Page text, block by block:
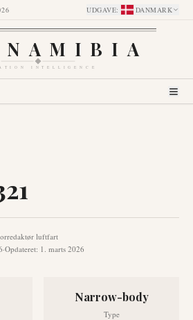
UDGAVE: DANMARK
INTELLIGENCE
luftfart
·Opdateret: 1. marts 2026
Narrow-body
Type